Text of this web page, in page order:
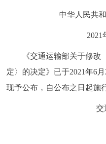
法
便民服务
中介服务 阳
中华人民共
2021
《交通运输部关于修改
定〉的决定》已于2021年6
现予公布，自公布之日起施